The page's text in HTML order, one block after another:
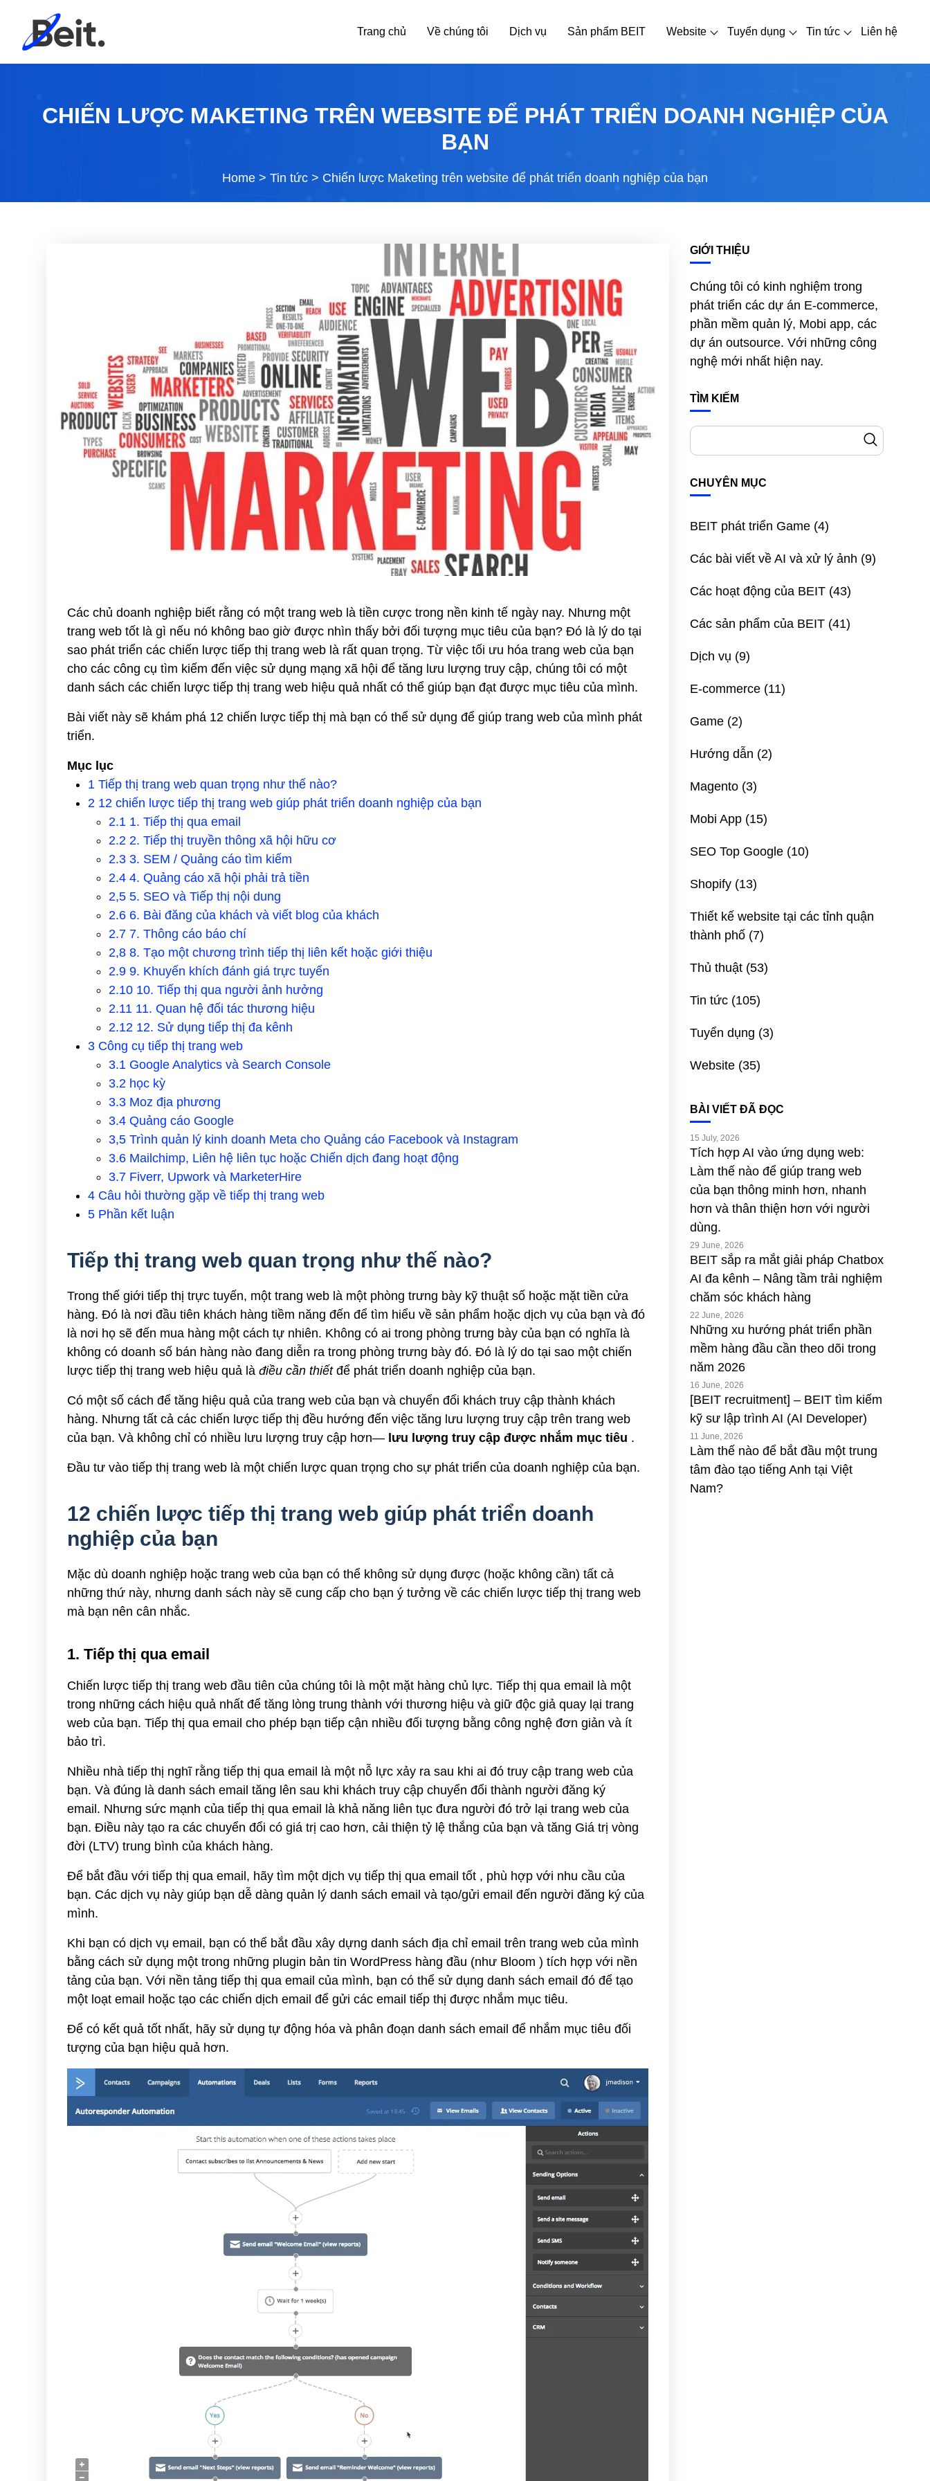
Trang chủ Về chúng tôi Dịch vụ Sản phẩm BEIT Website Tuyển dụng Tin tức Liên hệ
Home > Tin tức > Chiến lược Maketing trên website để phát triển doanh nghiệp của bạn
CHIẾN LƯỢC MAKETING TRÊN WEBSITE ĐỂ PHÁT TRIỂN DOANH NGHIỆP CỦA
BẠN
Các chủ doanh nghiệp biết rằng có một trang web là tiền cược trong nền kinh tế ngày nay. Nhưng một
trang web tốt là gì nếu nó không bao giờ được nhìn thấy bởi đối tượng mục tiêu của bạn? Đó là lý do tại
sao phát triển các chiến lược tiếp thị trang web là rất quan trọng. Từ việc tối ưu hóa trang web của bạn
cho các công cụ tìm kiếm đến việc sử dụng mạng xã hội để tăng lưu lượng truy cập, chúng tôi có một
danh sách các chiến lược tiếp thị trang web hiệu quả nhất có thể giúp bạn đạt được mục tiêu của mình.
Bài viết này sẽ khám phá 12 chiến lược tiếp thị mà bạn có thể sử dụng để giúp trang web của mình phát
triển.
Mục lục
1 Tiếp thị trang web quan trọng như thế nào?
2 12 chiến lược tiếp thị trang web giúp phát triển doanh nghiệp của bạn
2.1 1. Tiếp thị qua email
2.2 2. Tiếp thị truyền thông xã hội hữu cơ
2.3 3. SEM / Quảng cáo tìm kiếm
2.4 4. Quảng cáo xã hội phải trả tiền
2,5 5. SEO và Tiếp thị nội dung
2.6 6. Bài đăng của khách và viết blog của khách
2.7 7. Thông cáo báo chí
2,8 8. Tạo một chương trình tiếp thị liên kết hoặc giới thiệu
2.9 9. Khuyến khích đánh giá trực tuyến
2.10 10. Tiếp thị qua người ảnh hưởng
2.11 11. Quan hệ đối tác thương hiệu
2.12 12. Sử dụng tiếp thị đa kênh
3 Công cụ tiếp thị trang web
3.1 Google Analytics và Search Console
3.2 học kỳ
3.3 Moz địa phương
3.4 Quảng cáo Google
3,5 Trình quản lý kinh doanh Meta cho Quảng cáo Facebook và Instagram
3.6 Mailchimp, Liên hệ liên tục hoặc Chiến dịch đang hoạt động
3.7 Fiverr, Upwork và MarketerHire
4 Câu hỏi thường gặp về tiếp thị trang web
5 Phần kết luận
Tiếp thị trang web quan trọng như thế nào?
Trong thế giới tiếp thị trực tuyến, một trang web là một phòng trưng bày kỹ thuật số hoặc mặt tiền cửa
hàng. Đó là nơi đầu tiên khách hàng tiềm năng đến để tìm hiểu về sản phẩm hoặc dịch vụ của bạn và đó
là nơi họ sẽ đến mua hàng một cách tự nhiên. Không có ai trong phòng trưng bày của bạn có nghĩa là
không có doanh số bán hàng nào đang diễn ra trong phòng trưng bày đó. Đó là lý do tại sao một chiến
lược tiếp thị trang web hiệu quả là điều cần thiếtđể phát triển doanh nghiệp của bạn.
Có một số cách để tăng hiệu quả của trang web của bạn và chuyển đổi khách truy cập thành khách
hàng. Nhưng tất cả các chiến lược tiếp thị đều hướng đến việc tăng lưu lượng truy cập trên trang web
của bạn. Và không chỉ có nhiều lưu lượng truy cập hơn— lưu lượng truy cập được nhắm mục tiêu .
Đầu tư vào tiếp thị trang web là một chiến lược quan trọng cho sự phát triển của doanh nghiệp của bạn.
12 chiến lược tiếp thị trang web giúp phát triển doanh
nghiệp của bạn
Mặc dù doanh nghiệp hoặc trang web của bạn có thể không sử dụng được (hoặc không cần) tất cả
những thứ này, nhưng danh sách này sẽ cung cấp cho bạn ý tưởng về các chiến lược tiếp thị trang web
mà bạn nên cân nhắc.
1. Tiếp thị qua email
Chiến lược tiếp thị trang web đầu tiên của chúng tôi là một mặt hàng chủ lực. Tiếp thị qua email là một
trong những cách hiệu quả nhất để tăng lòng trung thành với thương hiệu và giữ độc giả quay lại trang
web của bạn. Tiếp thị qua email cho phép bạn tiếp cận nhiều đối tượng bằng công nghệ đơn giản và ít
bảo trì.
Nhiều nhà tiếp thị nghĩ rằng tiếp thị qua email là một nỗ lực xảy ra sau khi ai đó truy cập trang web của
bạn. Và đúng là danh sách email tăng lên sau khi khách truy cập chuyển đổi thành người đăng ký
email. Nhưng sức mạnh của tiếp thị qua email là khả năng liên tục đưa người đó trở lại trang web của
bạn. Điều này tạo ra các chuyển đổi có giá trị cao hơn, cải thiện tỷ lệ thắng của bạn và tăng Giá trị vòng
đời (LTV) trung bình của khách hàng.
Để bắt đầu với tiếp thị qua email, hãy tìm một dịch vụ tiếp thị qua email tốt , phù hợp với nhu cầu của
bạn. Các dịch vụ này giúp bạn dễ dàng quản lý danh sách email và tạo/gửi email đến người đăng ký của
mình.
Khi bạn có dịch vụ email, bạn có thể bắt đầu xây dựng danh sách địa chỉ email trên trang web của mình
bằng cách sử dụng một trong những plugin bản tin WordPress hàng đầu (như Bloom ) tích hợp với nền
tảng của bạn. Với nền tảng tiếp thị qua email của mình, bạn có thể sử dụng danh sách email đó để tạo
một loạt email hoặc tạo các chiến dịch email để gửi các email tiếp thị được nhắm mục tiêu.
Để có kết quả tốt nhất, hãy sử dụng tự động hóa và phân đoạn danh sách email để nhắm mục tiêu đối
tượng của bạn hiệu quả hơn.
GIỚI THIỆU
Chúng tôi có kinh nghiệm trong
phát triển các dự án E-commerce,
phần mềm quản lý, Mobi app, các
dự án outsource. Với những công
nghệ mới nhất hiện nay.
TÌM KIẾM
CHUYÊN MỤC
BEIT phát triển Game (4)
Các bài viết về AI và xử lý ảnh (9)
Các hoạt động của BEIT (43)
Các sản phẩm của BEIT (41)
Dịch vụ (9)
E-commerce (11)
Game (2)
Hướng dẫn (2)
Magento (3)
Mobi App (15)
SEO Top Google (10)
Shopify (13)
Thiết kế website tại các tỉnh quận
thành phố (7)
Thủ thuật (53)
Tin tức (105)
Tuyển dụng (3)
Website (35)
BÀI VIẾT ĐÃ ĐỌC
Tích hợp AI vào ứng dụng web:
Làm thế nào để giúp trang web
của bạn thông minh hơn, nhanh
hơn và thân thiện hơn với người
dùng.
15 July, 2026
BEIT sắp ra mắt giải pháp Chatbox
AI đa kênh – Nâng tầm trải nghiệm
chăm sóc khách hàng
29 June, 2026
Những xu hướng phát triển phần
mềm hàng đầu cần theo dõi trong
năm 2026
22 June, 2026
[BEIT recruitment] – BEIT tìm kiếm
kỹ sư lập trình AI (AI Developer)
16 June, 2026
Làm thế nào để bắt đầu một trung
tâm đào tạo tiếng Anh tại Việt
Nam?
11 June, 2026